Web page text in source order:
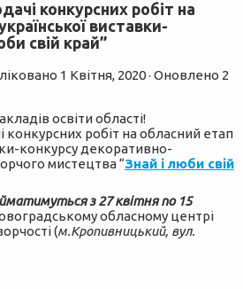
конкурсних робіт на
виставки-
свій край”
1 Квітня, 2020· Оновлено 2
освіти області!
конкурсних робіт на обласний етап
конкурсу декоративно-
мистецтва “Знай і люби свій
з 27 квітня по 15
обласному центрі
(м.Кропивницький, вул.